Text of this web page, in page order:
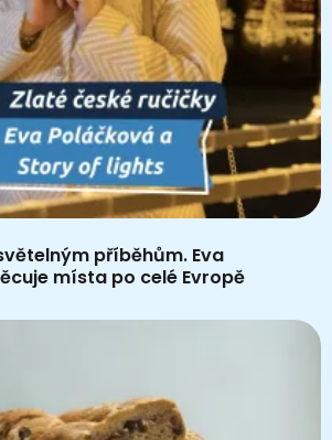
příběhům. Eva
místa po celé Evropě